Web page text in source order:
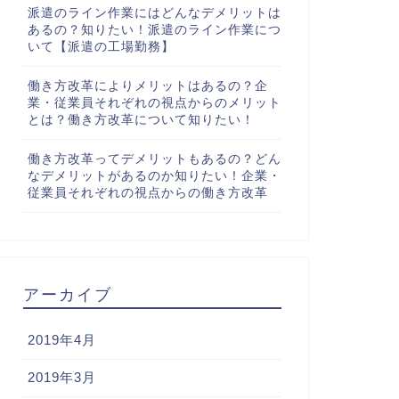
派遣のライン作業にはどんなデメリットは
あるの？知りたい！派遣のライン作業につ
いて【派遣の工場勤務】
働き方改革によりメリットはあるの？企
業・従業員それぞれの視点からのメリット
とは？働き方改革について知りたい！
働き方改革ってデメリットもあるの？どん
なデメリットがあるのか知りたい！企業・
従業員それぞれの視点からの働き方改革
アーカイブ
2019年4月
2019年3月